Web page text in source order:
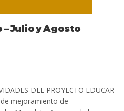
Julio y Agosto
DEL PROYECTO EDUCAR
de mejoramiento de